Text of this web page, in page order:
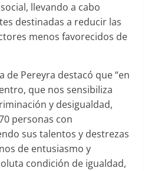
llevando a cabo
destinadas a reducir las
menos favorecidos de
de Pereyra destacó que “en
que nos sensibiliza
y desigualdad,
personas con
sus talentos y destrezas
de entusiasmo y
condición de igualdad,